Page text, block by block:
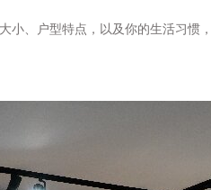
、户型特点，以及你的生活习